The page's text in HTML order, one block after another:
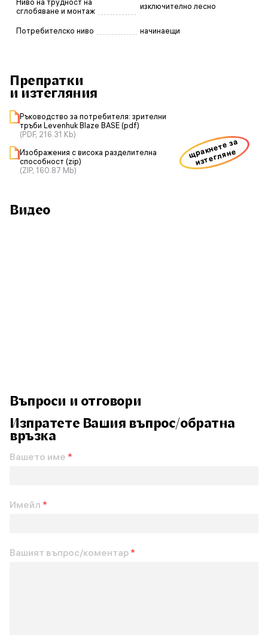
Ниво на трудност на
сглобяване и монтаж
изключително лесно
Потребителско ниво начинаещи
Препратки
и изтегляния
Ръководство за потребителя: зрителни
тръби Levenhuk Blaze BASE (pdf)
(PDF, 216.31 Kb)
Изображения с висока разделителна
способност (zip)
(ZIP, 160.87 Mb)
щракнете за
изтегляне
Видео
Въпроси и отговори
Изпратете Вашия въпрос/обратна
връзка
Вашето име *
Имейл *
Вашият въпрос/коментар*